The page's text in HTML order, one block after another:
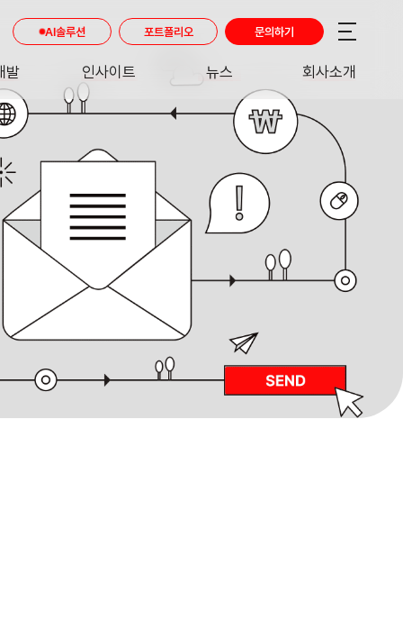
발 인사이트
INSIGHT
뉴스
NEWS
회사소개
AI솔루션 포트폴리오 문의하기